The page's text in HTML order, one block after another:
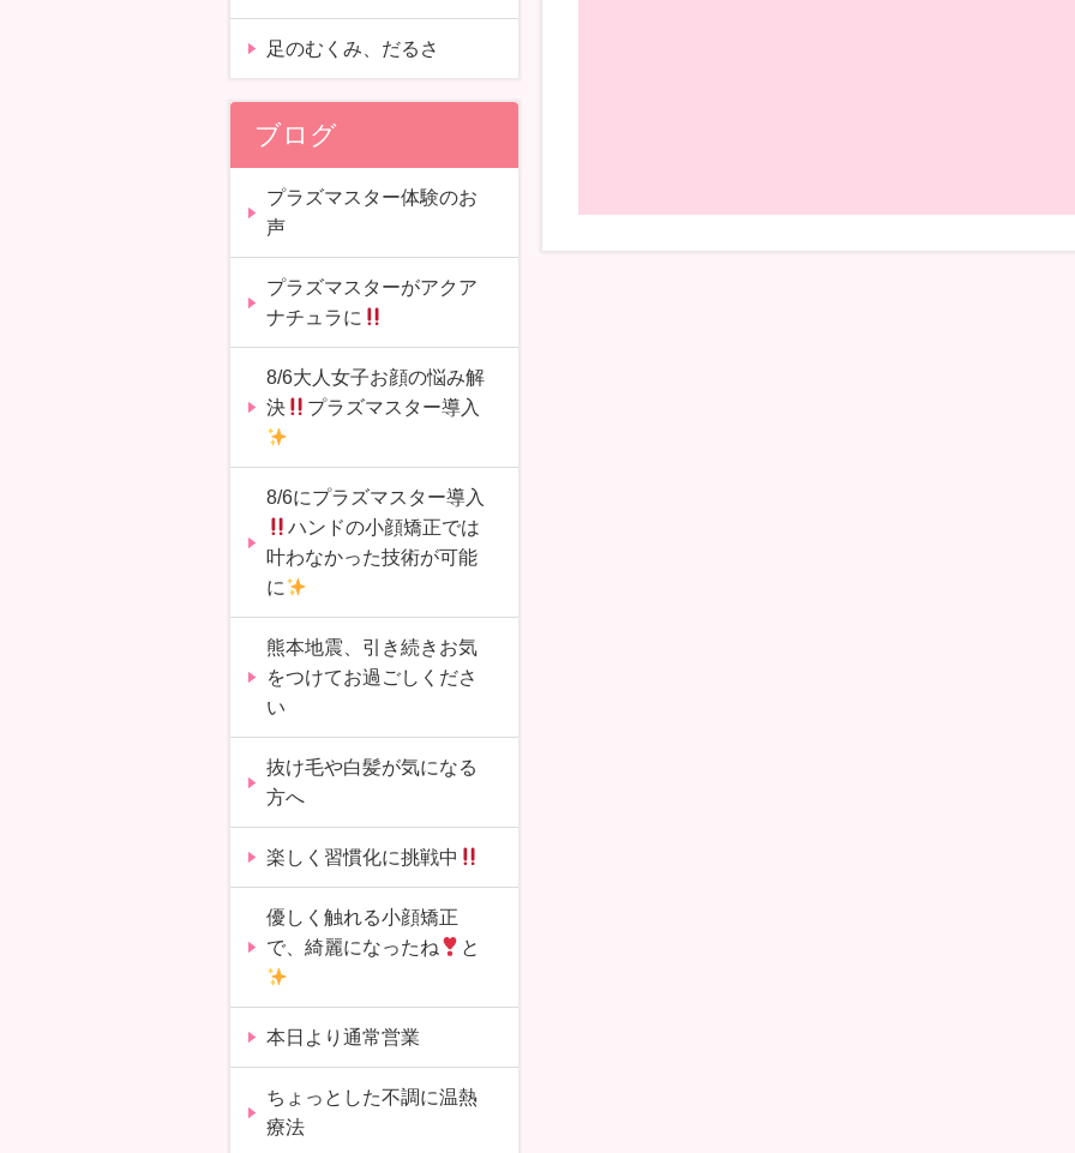
足のむくみ、だるさ
ブログ
プラズマスター体験のお
声
プラズマスターがアクア
ナチュラに
8/6大人女子お顔の悩み解
決
プラズマスター導入
8/6にプラズマスター導入
ハンドの小顔矯正では
叶わなかった技術が可能
に
熊本地震、引き続きお気
をつけてお過ごしくださ
い
抜け毛や白髪が気になる
方へ
楽しく習慣化に挑戦中
優しく触れる小顔矯正
で、綺麗になったね
と
本日より通常営業
ちょっとした不調に温熱
療法